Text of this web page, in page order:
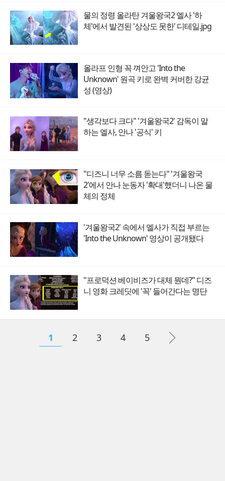
물의 정령 올라탄 겨울왕국2 엘사 '하
체'에서 발견된 '상상도 못한' 디테일.jpg
올라프 인형 꼭 껴안고 'Into the
Unknown' 원곡 키로 완벽 커버한 강균
성 (영상)
"생각보다 크다" '겨울왕국2' 감독이 말
하는 엘사, 안나 '공식' 키
"디즈니 너무 소름 돋는다" '겨울왕국
2'에서 안나 눈동자 '확대'했더니 나온 물
체의 정체
'겨울왕국2' 속에서 엘사가 직접 부르는
'Into the Unknown' 영상이 공개됐다
"프로덕션 베이비즈가 대체 뭔데?" 디즈
니 영화 크레딧에 '꼭' 들어간다는 명단
1 2 3 4 5